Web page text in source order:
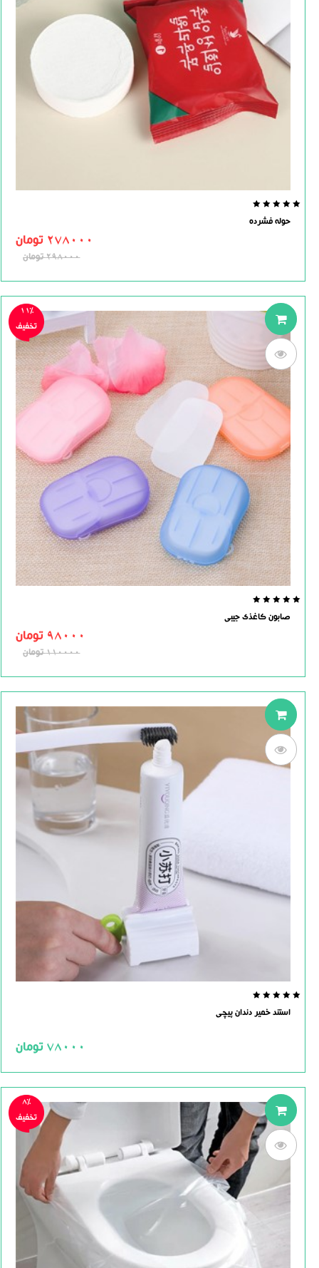
حوله فشرده
278000 تومان
298000تومان
out
11%
تخفیف
صابون کاغذی جیبی
98000 تومان
110000تومان
out
استند خمیر دندان پیچی
78000 تومان
8%
تخفیف